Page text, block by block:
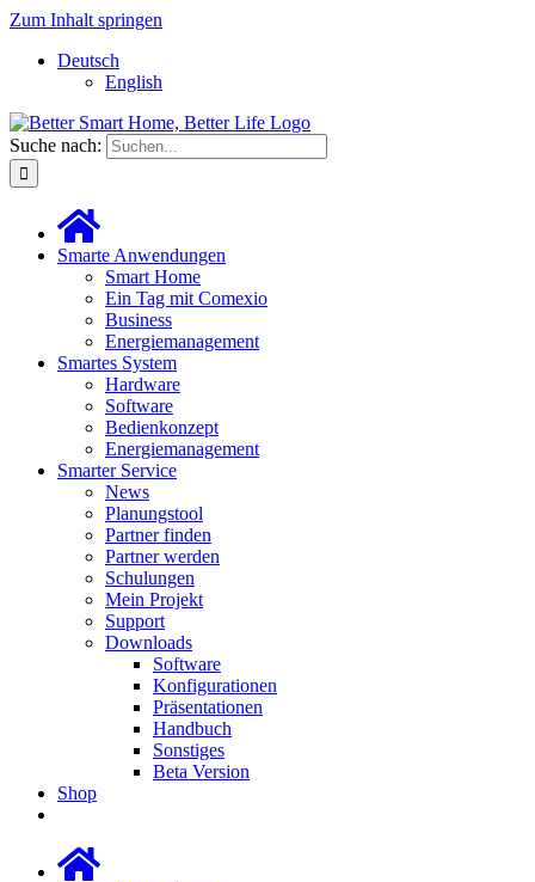
Zum Inhalt springen
Deutsch
English
Suche nach:
Smarte Anwendungen
Smart Home
Ein Tag mit Comexio
Business
Energiemanagement
Smartes System
Hardware
Software
Bedienkonzept
Energiemanagement
Smarter Service
News
Planungstool
Partner finden
Partner werden
Schulungen
Mein Projekt
Support
Downloads
Software
Konfigurationen
Präsentationen
Handbuch
Sonstiges
Beta Version
Shop